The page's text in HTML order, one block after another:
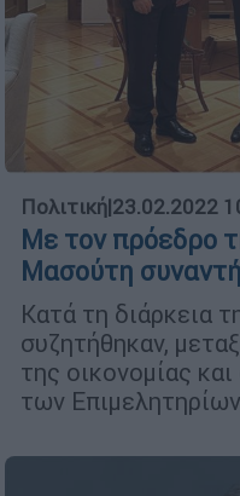
Πολιτική|23.02.2022
Με τον πρόεδρο
Μασούτη
Κατά τη διάρκεια
συζητήθηκαν,
της οικονομίας
των